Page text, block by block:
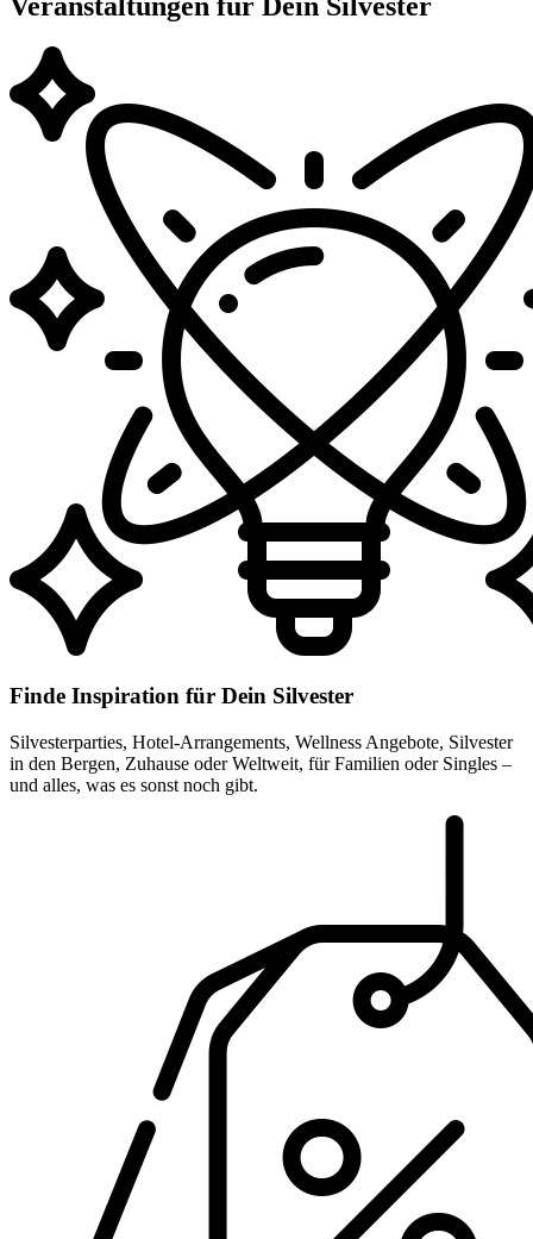
Veranstaltungen für Dein Silvester
Finde Inspiration für Dein Silvester
Silvesterparties, Hotel-Arrangements, Wellness Angebote, Silvester
in den Bergen, Zuhause oder Weltweit, für Familien oder Singles –
und alles, was es sonst noch gibt.